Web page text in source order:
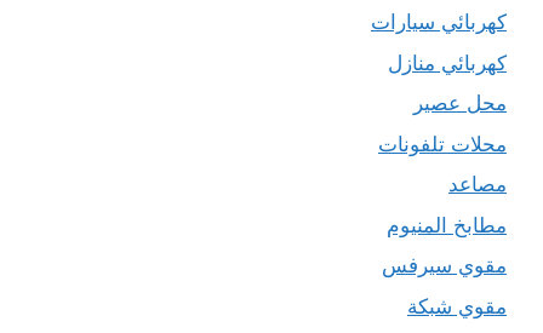
كهربائي سيارات
كهربائي منازل
محل عصير
محلات تلفونات
مصاعد
مطابخ المنيوم
مقوي سيرفس
مقوي شبكة